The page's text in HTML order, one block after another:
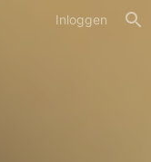
Inloggen